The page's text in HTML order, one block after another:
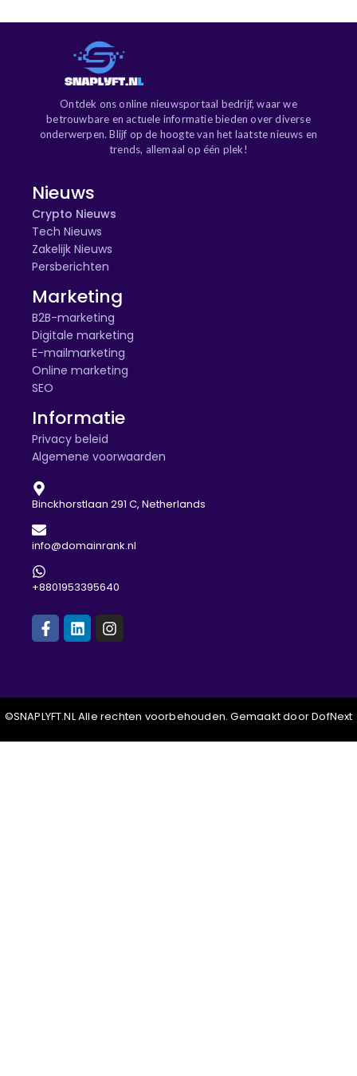
Ontdek ons online nieuwsportaal bedrijf, waar we
betrouwbare en actuele informatie bieden over diverse
onderwerpen. Blijf op de hoogte van het laatste nieuws en
trends, allemaal op één plek!
Nieuws
Crypto Nieuws
Tech Nieuws
Zakelijk Nieuws
Persberichten
Marketing
B2B-marketing
Digitale marketing
E-mailmarketing
Online marketing
SEO
Informatie
Privacy beleid
Algemene voorwaarden
Binckhorstlaan 291 C, Netherlands
info@domainrank.nl
+8801953395640
©SNAPLYFT.NL Alle rechten voorbehouden. Gemaakt door DofNext